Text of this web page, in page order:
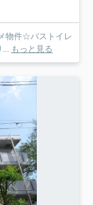
物件☆バストイレ
... もっと見る